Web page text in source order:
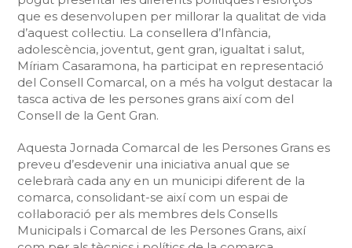
que es desenvolupen per millorar la qualitat de vida
d’aquest col·lectiu. La consellera d’Infància,
adolescència, joventut, gent gran, igualtat i salut,
Míriam Casaramona, ha participat en representació
del Consell Comarcal, on a més ha volgut destacar la
tasca activa de les persones grans així com del
Consell de la Gent Gran.
Aquesta Jornada Comarcal de les Persones Grans es
preveu d’esdevenir una iniciativa anual que se
celebrarà cada any en un municipi diferent de la
comarca, consolidant-se així com un espai de
col·laboració per als membres dels Consells
Municipals i Comarcal de les Persones Grans, així